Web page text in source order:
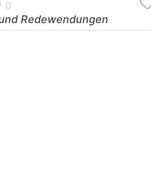
Redewendungen